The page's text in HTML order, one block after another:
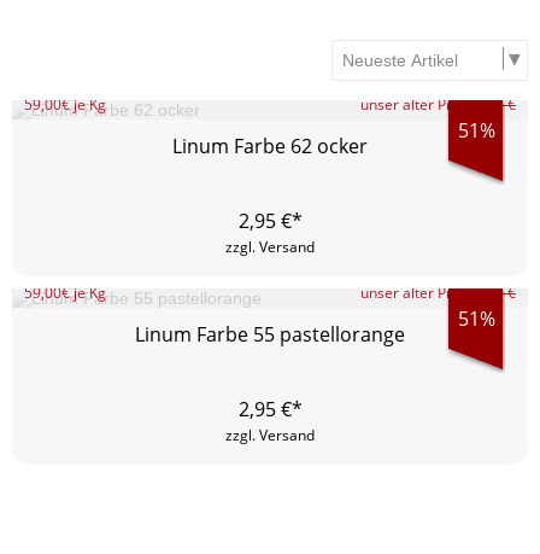
59,00€ je Kg unser alter Preis5,99 €
Linum Farbe 62 ocker
zzgl. Versand
2,95€*
51%
59,00€ je Kg unser alter Preis5,99 €
Linum Farbe 55 pastellorange
zzgl. Versand
2,95€*
51%